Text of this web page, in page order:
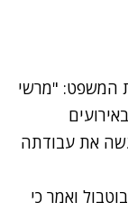
המשפט: "מרשי
את עבודתה
ואמר כי